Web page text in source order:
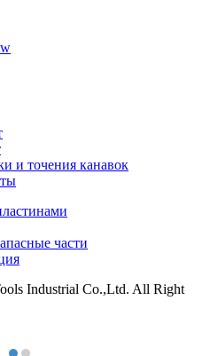
и точения канавок
части
Industrial Co.,Ltd. All Right